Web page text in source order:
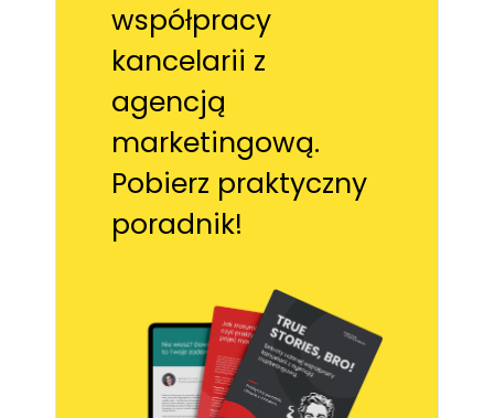
współpracy
kancelarii z
agencją
marketingową.
Pobierz praktyczny
poradnik!